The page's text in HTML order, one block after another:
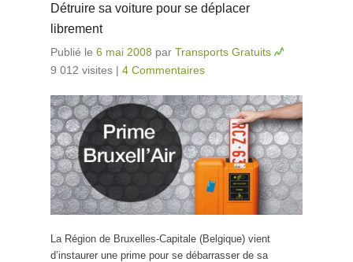
Détruire sa voiture pour se déplacer
librement
Publié le 6 mai 2008 par Transports Gratuits
9 012 visites | 4 Commentaires
La Région de Bruxelles-Capitale (Belgique) vient
d’instaurer une prime pour se débarrasser de sa